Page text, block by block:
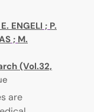
ENGELI ; P.
; M.
(Vol.32,
are